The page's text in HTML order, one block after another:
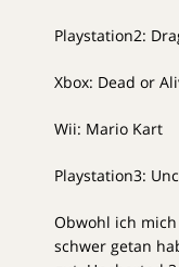
Playstation2:
Xbox: Dead or
Wii: Mario Kart
Playstation3:
Obwohl ich
schwer getan